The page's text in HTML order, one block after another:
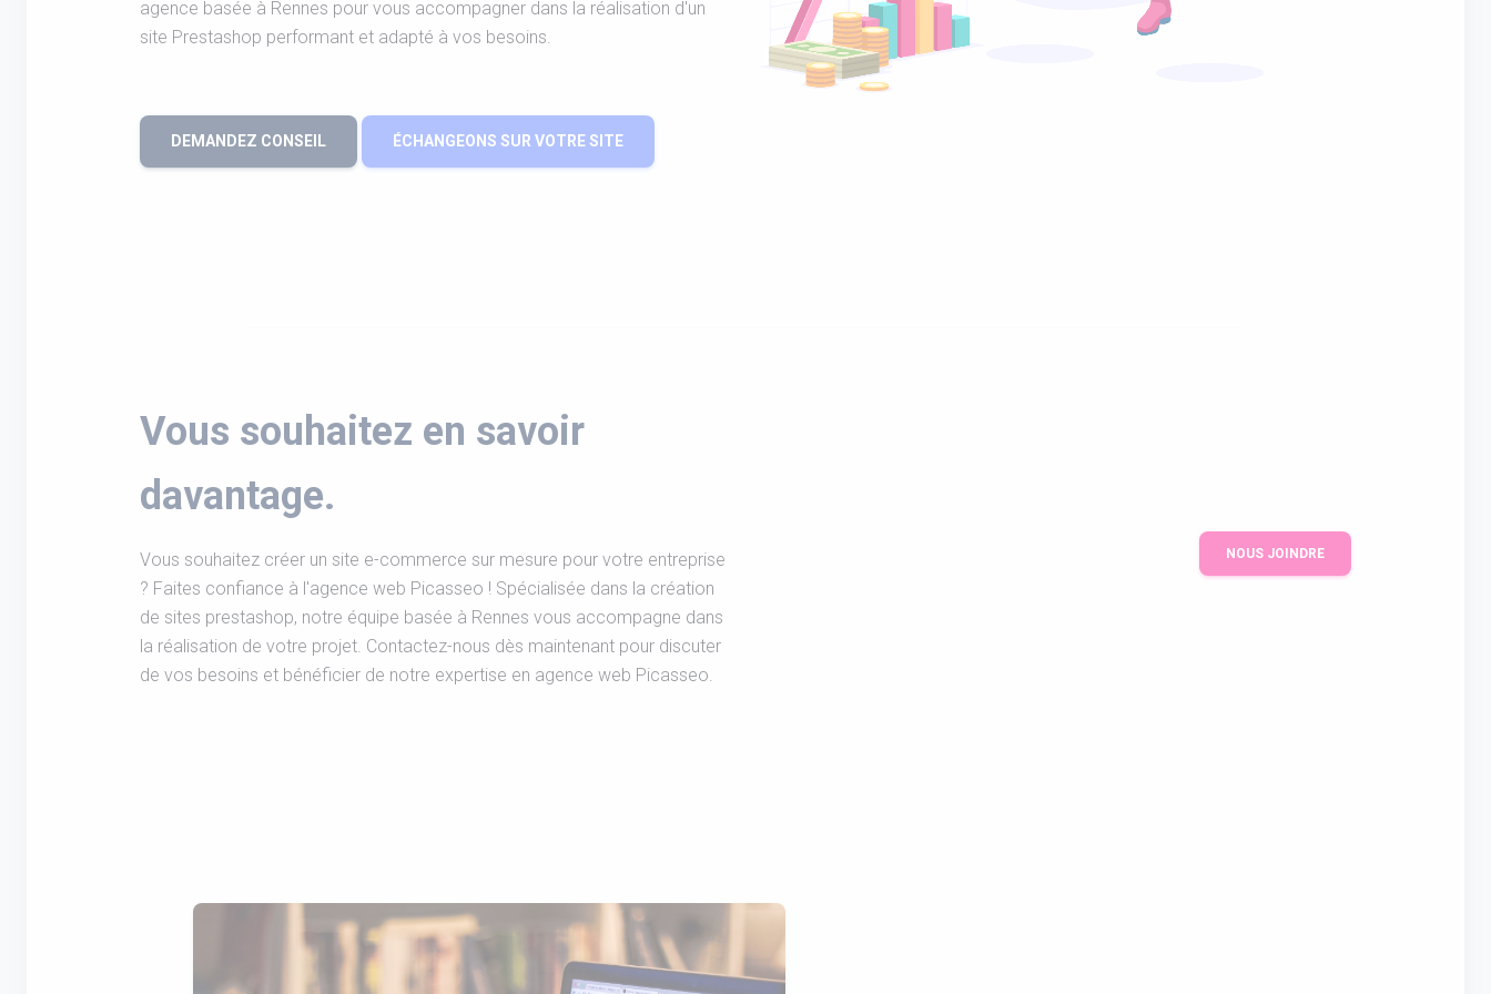
agence basée à Rennes pour vous accompagner dans la réalisation d'un
site Prestashop performant et adapté à vos besoins.
DEMANDEZ CONSEIL ÉCHANGEONS SUR VOTRE SITE
Vous souhaitez en savoir
davantage.
Vous souhaitez créer un site e-commerce sur mesure pour votre entreprise
? Faites confiance à l'agence web Picasseo ! Spécialisée dans la création
de sites prestashop, notre équipe basée à Rennes vous accompagne dans
la réalisation de votre projet. Contactez-nous dès maintenant pour discuter
de vos besoins et bénéficier de notre expertise en agence web Picasseo.
NOUS JOINDRE